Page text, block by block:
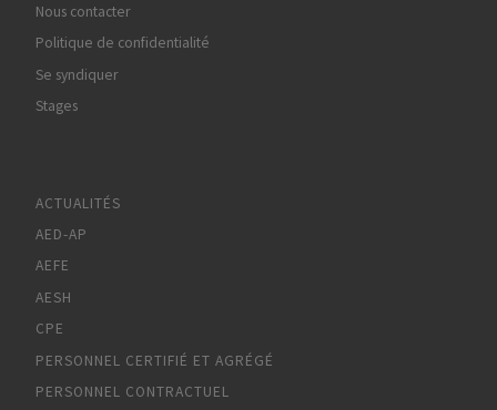
Nous contacter
Politique de confidentialité
Se syndiquer
Stages
ACTUALITÉS
AED-AP
AEFE
AESH
CPE
PERSONNEL CERTIFIÉ ET AGRÉGÉ
PERSONNEL CONTRACTUEL